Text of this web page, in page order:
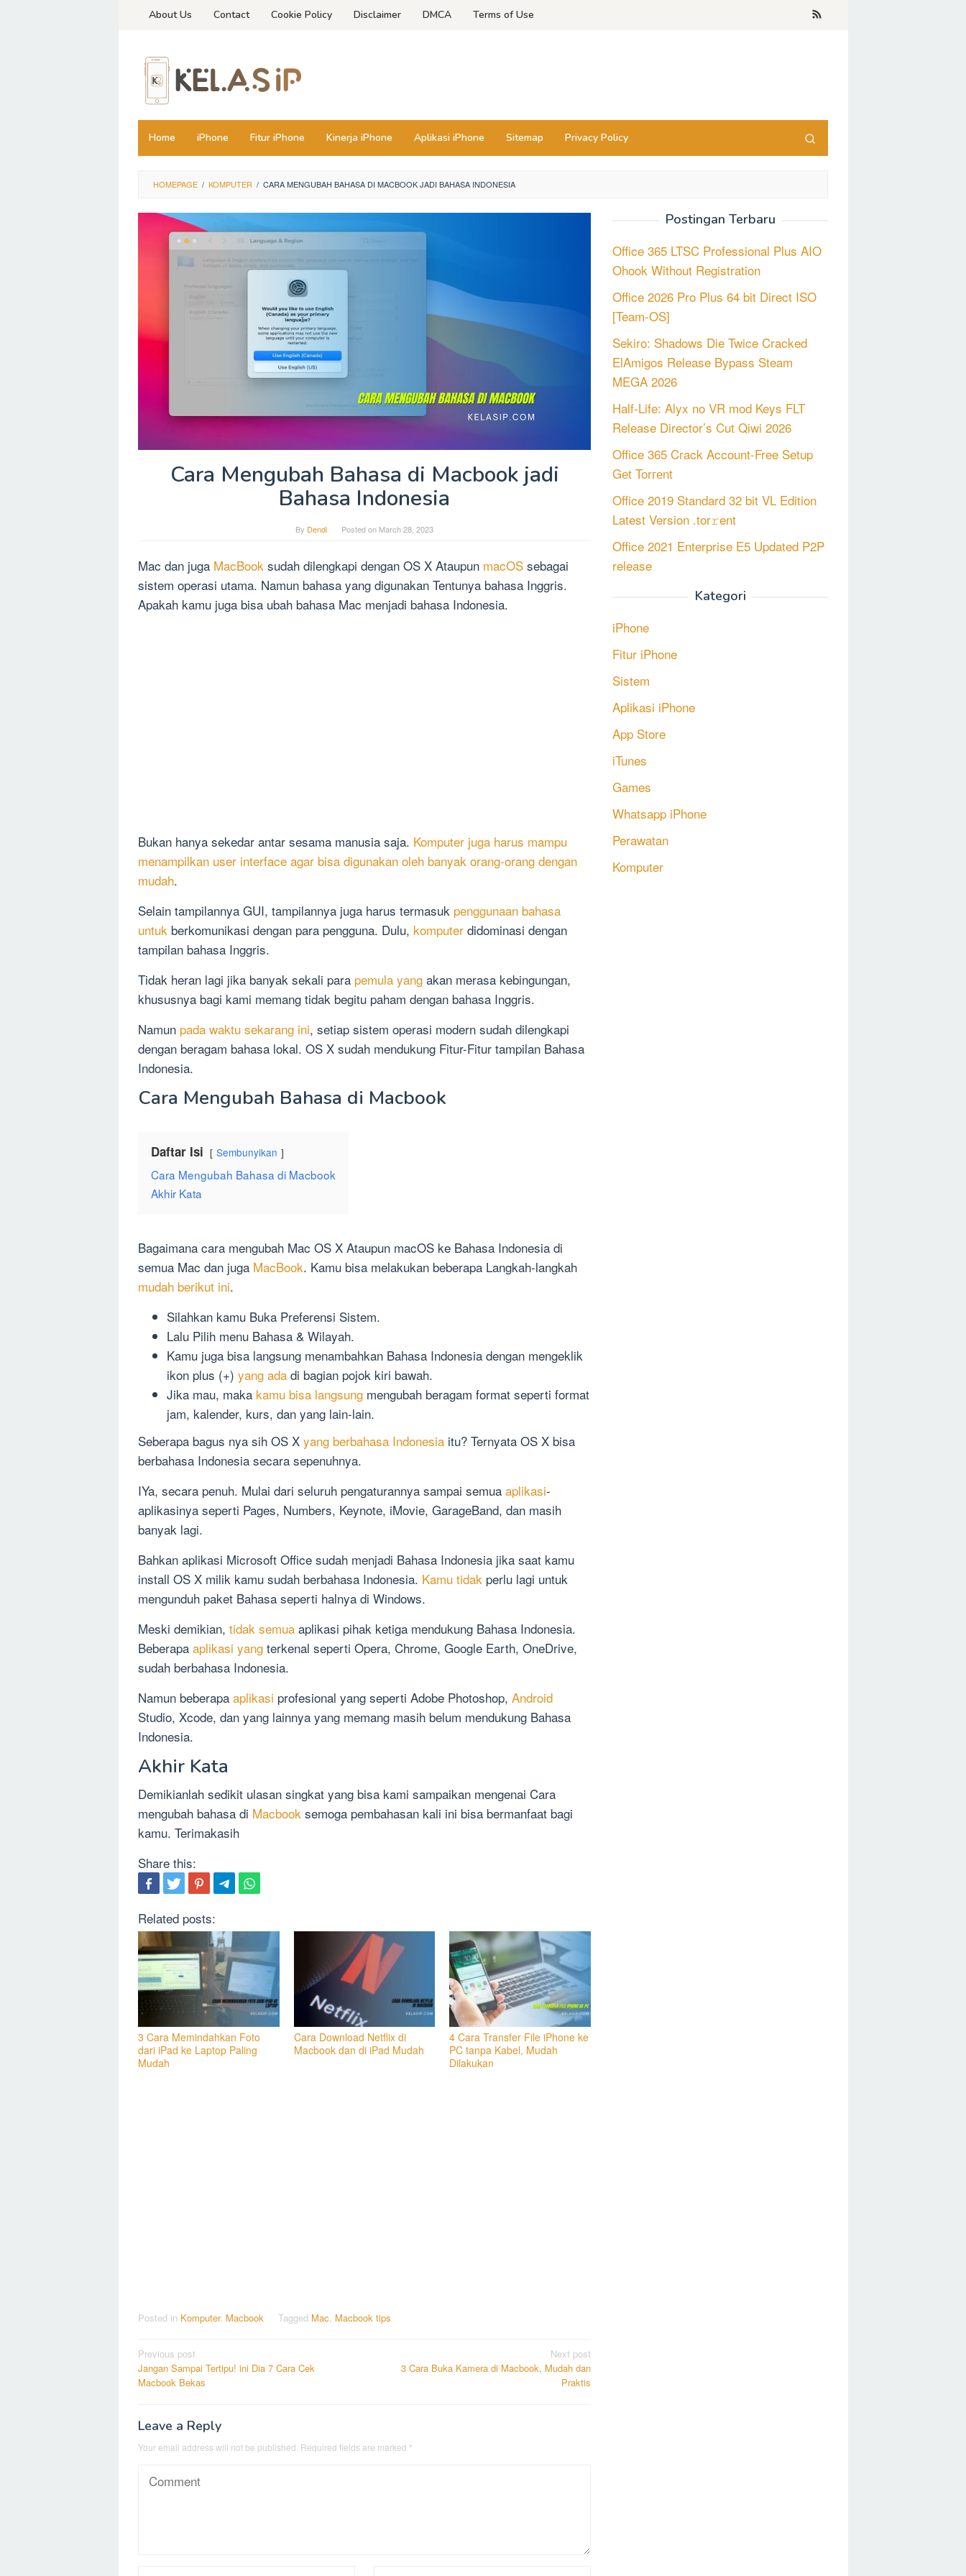
About Us Contact Cookie Policy Disclaimer DMCA Terms of Use
Home iPhone Fitur iPhone Kinerja iPhone Aplikasi iPhone Sitemap Privacy Policy
HOMEPAGE / KOMPUTER / CARA MENGUBAH BAHASA DI MACBOOK JADI BAHASA INDONESIA
Cara Mengubah Bahasa di Macbook jadi
Bahasa Indonesia
By Dendi Posted on March 28, 2023
Mac dan juga MacBook sudah dilengkapi dengan OS X Ataupun macOS sebagai
sistem operasi utama. Namun bahasa yang digunakan Tentunya bahasa Inggris.
Apakah kamu juga bisa ubah bahasa Mac menjadi bahasa Indonesia.
Bukan hanya sekedar antar sesama manusia saja. Komputer juga harus mampu
menampilkan user interface agar bisa digunakan oleh banyak orang-orang dengan
mudah.
Selain tampilannya GUI, tampilannya juga harus termasuk penggunaan bahasa
untuk berkomunikasi dengan para pengguna. Dulu, komputer didominasi dengan
tampilan bahasa Inggris.
Tidak heran lagi jika banyak sekali para pemula yang akan merasa kebingungan,
khususnya bagi kami memang tidak begitu paham dengan bahasa Inggris.
Namun pada waktu sekarang ini, setiap sistem operasi modern sudah dilengkapi
dengan beragam bahasa lokal. OS X sudah mendukung Fitur-Fitur tampilan Bahasa
Indonesia.
Cara Mengubah Bahasa di Macbook
Daftar Isi Sembunyikan
Cara Mengubah Bahasa di Macbook
Akhir Kata
Bagaimana cara mengubah Mac OS X Ataupun macOS ke Bahasa Indonesia di
semua Mac dan juga MacBook. Kamu bisa melakukan beberapa Langkah-langkah
mudah berikut ini.
Silahkan kamu Buka Preferensi Sistem.
Lalu Pilih menu Bahasa & Wilayah.
Kamu juga bisa langsung menambahkan Bahasa Indonesia dengan mengeklik
ikon plus (+) yang ada di bagian pojok kiri bawah.
Jika mau, maka kamu bisa langsung mengubah beragam format seperti format
jam, kalender, kurs, dan yang lain-lain.
Seberapa bagus nya sih OS X yang berbahasa Indonesia itu? Ternyata OS X bisa
berbahasa Indonesia secara sepenuhnya.
IYa, secara penuh. Mulai dari seluruh pengaturannya sampai semua aplikasi-
aplikasinya seperti Pages, Numbers, Keynote, iMovie, GarageBand, dan masih
banyak lagi.
Bahkan aplikasi Microsoft Office sudah menjadi Bahasa Indonesia jika saat kamu
install OS X milik kamu sudah berbahasa Indonesia. Kamu tidak perlu lagi untuk
mengunduh paket Bahasa seperti halnya di Windows.
Meski demikian, tidak semua aplikasi pihak ketiga mendukung Bahasa Indonesia.
Beberapa aplikasi yang terkenal seperti Opera, Chrome, Google Earth, OneDrive,
sudah berbahasa Indonesia.
Namun beberapa aplikasi profesional yang seperti Adobe Photoshop, Android
Studio, Xcode, dan yang lainnya yang memang masih belum mendukung Bahasa
Indonesia.
Akhir Kata
Demikianlah sedikit ulasan singkat yang bisa kami sampaikan mengenai Cara
mengubah bahasa di Macbook semoga pembahasan kali ini bisa bermanfaat bagi
kamu. Terimakasih
Share this:
Related posts:
3 Cara Memindahkan Foto
dari iPad ke Laptop Paling
Mudah
Cara Download Netflix di
Macbook dan di iPad Mudah
4 Cara Transfer File iPhone ke
PC tanpa Kabel, Mudah
Dilakukan
Posted in Komputer, Macbook Tagged Mac, Macbook tips
Post
navigation
Previous post
Jangan Sampai Tertipu! ini Dia 7 Cara Cek
Macbook Bekas
Next post
3 Cara Buka Kamera di Macbook, Mudah dan
Praktis
Leave a Reply
Your email address will not be published. Required fields are marked *
Postingan Terbaru
Office 365 LTSC Professional Plus AIO
Ohook Without Registration
Office 2026 Pro Plus 64 bit Direct ISO
[Team-OS]
Sekiro: Shadows Die Twice Cracked
ElAmigos Release Bypass Steam
MEGA 2026
Half-Life: Alyx no VR mod Keys FLT
Release Director’s Cut Qiwi 2026
Office 365 Crack Account-Free Setup
Gеt Torгеnt
Office 2019 Standard 32 bit VL Edition
Latest Version .tor𝚛ent
Office 2021 Enterprise E5 Updated P2P
release
Kategori
iPhone
Fitur iPhone
Sistem
Aplikasi iPhone
App Store
iTunes
Games
Whatsapp iPhone
Perawatan
Komputer